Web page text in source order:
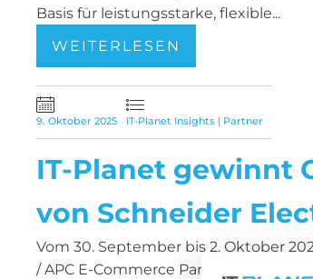
Basis für leistungsstarke, flexible...
WEITERLESEN
9. Oktober 2025 IT-Planet Insights | Partner
IT-Planet gewinnt
von Schneider
Vom 30. September bis 2. Oktober
/ APC E-Commerce Partner Summit